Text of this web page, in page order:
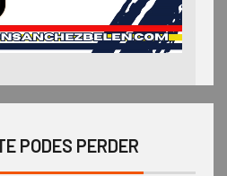
PODES PERDER